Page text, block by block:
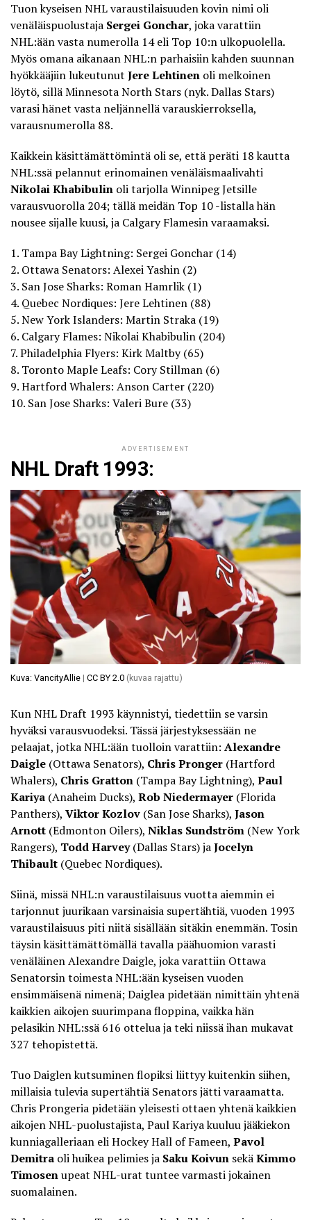
Tuon kyseisen NHL varaustilaisuuden kovin nimi oli
venäläispuolustaja Sergei Gonchar, joka varattiin
NHL:ään vasta numerolla 14 eli Top 10:n ulkopuolella.
Myös omana aikanaan NHL:n parhaisiin kahden suunnan
hyökkääjiin lukeutunut Jere Lehtinen oli melkoinen
löytö, sillä Minnesota North Stars (nyk. Dallas Stars)
varasi hänet vasta neljännellä varauskierroksella,
varausnumerolla 88.
Kaikkein käsittämättömintä oli se, että peräti 18 kautta
NHL:ssä pelannut erinomainen venäläismaalivahti
Nikolai Khabibulin oli tarjolla Winnipeg Jetsille
varausvuorolla 204; tällä meidän Top 10 -listalla hän
nousee sijalle kuusi, ja Calgary Flamesin varaamaksi.
1. Tampa Bay Lightning: Sergei Gonchar (14)
2. Ottawa Senators: Alexei Yashin (2)
3. San Jose Sharks: Roman Hamrlik (1)
4. Quebec Nordiques: Jere Lehtinen (88)
5. New York Islanders: Martin Straka (19)
6. Calgary Flames: Nikolai Khabibulin (204)
7. Philadelphia Flyers: Kirk Maltby (65)
8. Toronto Maple Leafs: Cory Stillman (6)
9. Hartford Whalers: Anson Carter (220)
10. San Jose Sharks: Valeri Bure (33)
ADVERTISEMENT
NHL Draft 1993:
Kuva: VancityAllie | CC BY 2.0 (kuvaa rajattu)
Kun NHL Draft 1993 käynnistyi, tiedettiin se varsin
hyväksi varausvuodeksi. Tässä järjestyksessään ne
pelaajat, jotka NHL:ään tuolloin varattiin: Alexandre
Daigle (Ottawa Senators), Chris Pronger (Hartford
Whalers), Chris Gratton (Tampa Bay Lightning), Paul
Kariya (Anaheim Ducks), Rob Niedermayer (Florida
Panthers), Viktor Kozlov (San Jose Sharks), Jason
Arnott (Edmonton Oilers), Niklas Sundström (New York
Rangers), Todd Harvey(Dallas Stars) jaJocelyn
Thibault (Quebec Nordiques).
Siinä, missä NHL:n varaustilaisuus vuotta aiemmin ei
tarjonnut juurikaan varsinaisia supertähtiä, vuoden 1993
varaustilaisuus piti niitä sisällään sitäkin enemmän. Tosin
täysin käsittämättömällä tavalla päähuomion varasti
venäläinen Alexandre Daigle, joka varattiin Ottawa
Senatorsin toimesta NHL:ään kyseisen vuoden
ensimmäisenä nimenä; Daiglea pidetään nimittäin yhtenä
kaikkien aikojen suurimpana floppina, vaikka hän
pelasikin NHL:ssä 616 ottelua ja teki niissä ihan mukavat
327 tehopistettä.
Tuo Daiglen kutsuminen flopiksi liittyy kuitenkin siihen,
millaisia tulevia supertähtiä Senators jätti varaamatta.
Chris Prongeria pidetään yleisesti ottaen yhtenä kaikkien
aikojen NHL-puolustajista, Paul Kariya kuuluu jääkiekon
kunniagalleriaan eli Hockey Hall of Fameen, Pavol
Demitra oli huikea pelimies ja Saku Koivun sekäKimmo
Timosenupeat NHL-urat tuntee varmasti jokainen
suomalainen.